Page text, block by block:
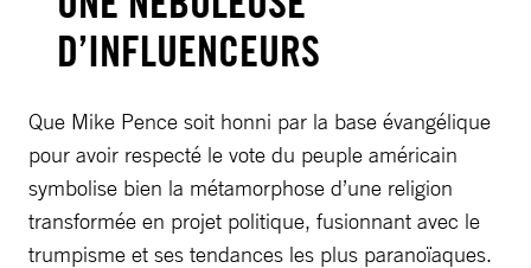
D’INFLUENCEURS
Que Mike Pence soit honni par la base évangélique
pour avoir respecté le vote du peuple américain
symbolise bien la métamorphose d’une religion
transformée en projet politique, fusionnant avec le
trumpisme et ses tendances les plus paranoïaques.